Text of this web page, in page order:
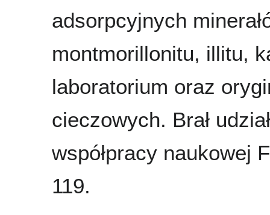
adsorpcyjnych
montmorillonitu, illitu,
laboratorium oraz
cieczowych. Brał
współpracy naukowej
119.